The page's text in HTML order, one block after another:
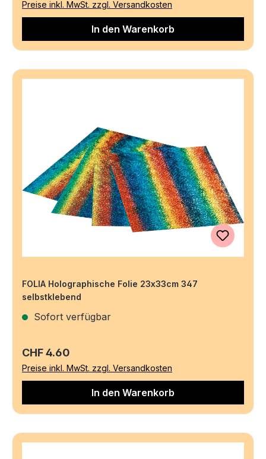
Preise inkl. MwSt. zzgl. Versandkosten
In den Warenkorb
FOLIA Holographische Folie 23x33cm 347
selbstklebend
Sofort verfügbar
Regulärer Preis:
CHF 4.60
Preise inkl. MwSt. zzgl. Versandkosten
In den Warenkorb